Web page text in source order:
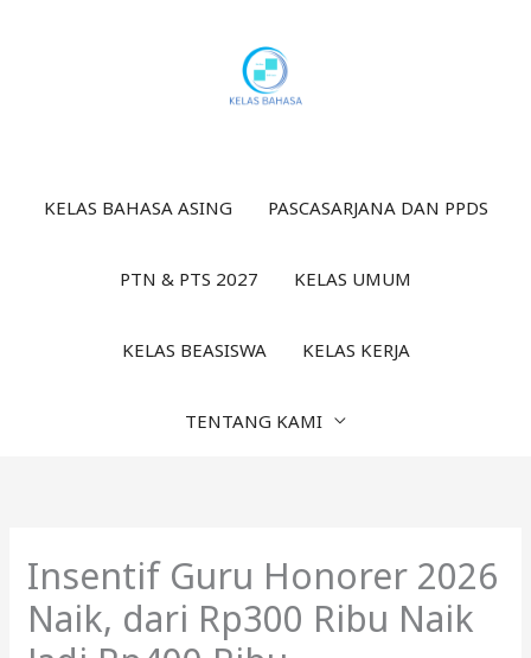
KELAS BAHASA ASING PASCASARJANA DAN PPDS
PTN & PTS 2027 KELAS UMUM
KELAS BEASISWA KELAS KERJA
TENTANG KAMI
Insentif Guru Honorer 2026
Naik, dari Rp300 Ribu Naik